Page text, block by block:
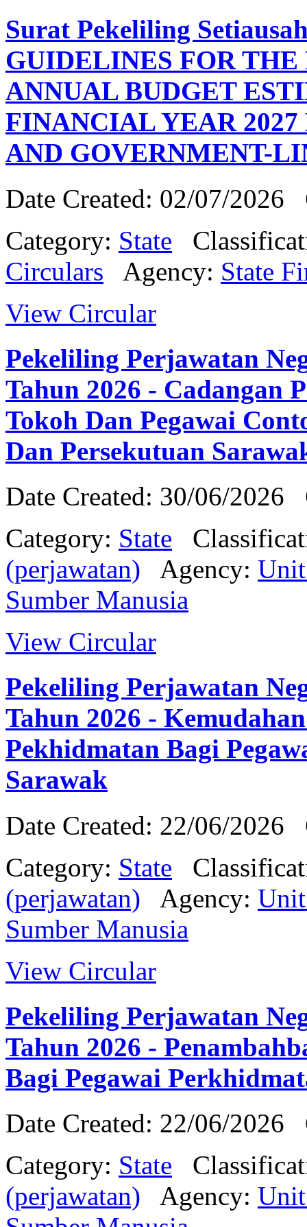
Surat Pekeliling
GUIDELINES FOR
ANNUAL BUDGET
FINANCIAL YEAR 2027
AND GOVERNMENT-
Date Created: 02/07/2026
Category: State
Circulars
Agency: State
View Circular
Pekeliling Perjawatan
Tahun 2026 - Cadangan
Tokoh Dan Pegawai
Dan Persekutuan
Date Created: 30/06/2026
Category: State
(perjawatan)
Agency: Unit
Sumber Manusia
View Circular
Pekeliling Perjawatan
Tahun 2026 -
Pekhidmatan Bagi
Sarawak
Date Created: 22/06/2026
Category: State
(perjawatan)
Agency: Unit
Sumber Manusia
View Circular
Pekeliling Perjawatan
Tahun 2026 -
Bagi Pegawai
Date Created: 22/06/2026
Category: State
(perjawatan)
Agency: Unit